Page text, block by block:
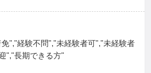
","経験不問","未経験者可","未経験者
","長期できる方"